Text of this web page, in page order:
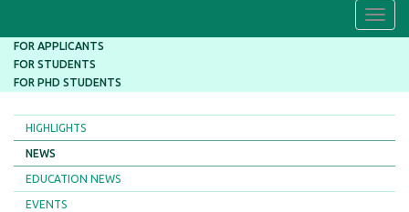
FOR APPLICANTS
FOR STUDENTS
FOR PHD STUDENTS
HIGHLIGHTS
NEWS
EDUCATION NEWS
EVENTS